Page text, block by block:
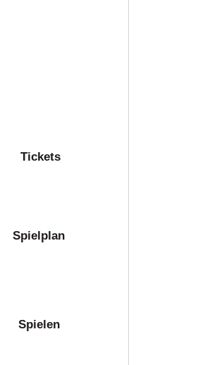
Tickets
Spielplan
Spielen